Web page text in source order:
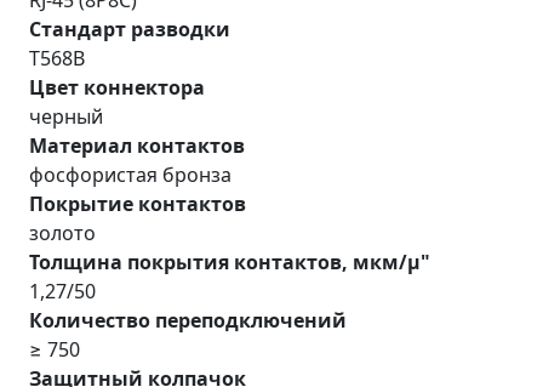
Стандарт разводки
T568B
Цвет коннектора
черный
Материал контактов
фосфористая бронза
Покрытие контактов
золото
Толщина покрытия контактов, мкм/µ"
1,27/50
Количество переподключений
≥ 750
Защитный колпачок